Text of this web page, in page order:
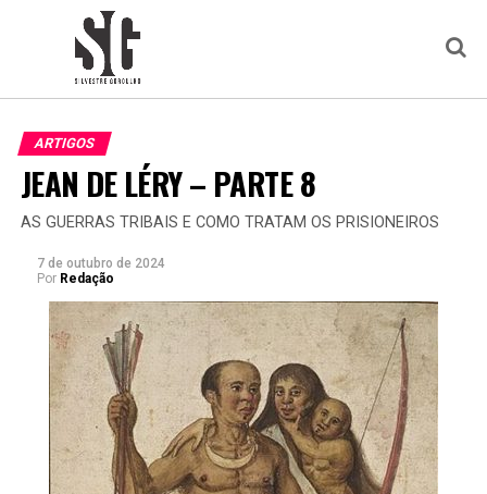
ARTIGOS
JEAN DE LÉRY – PARTE 8
AS GUERRAS TRIBAIS E COMO TRATAM OS PRISIONEIROS
7 de outubro de 2024
Por Redação